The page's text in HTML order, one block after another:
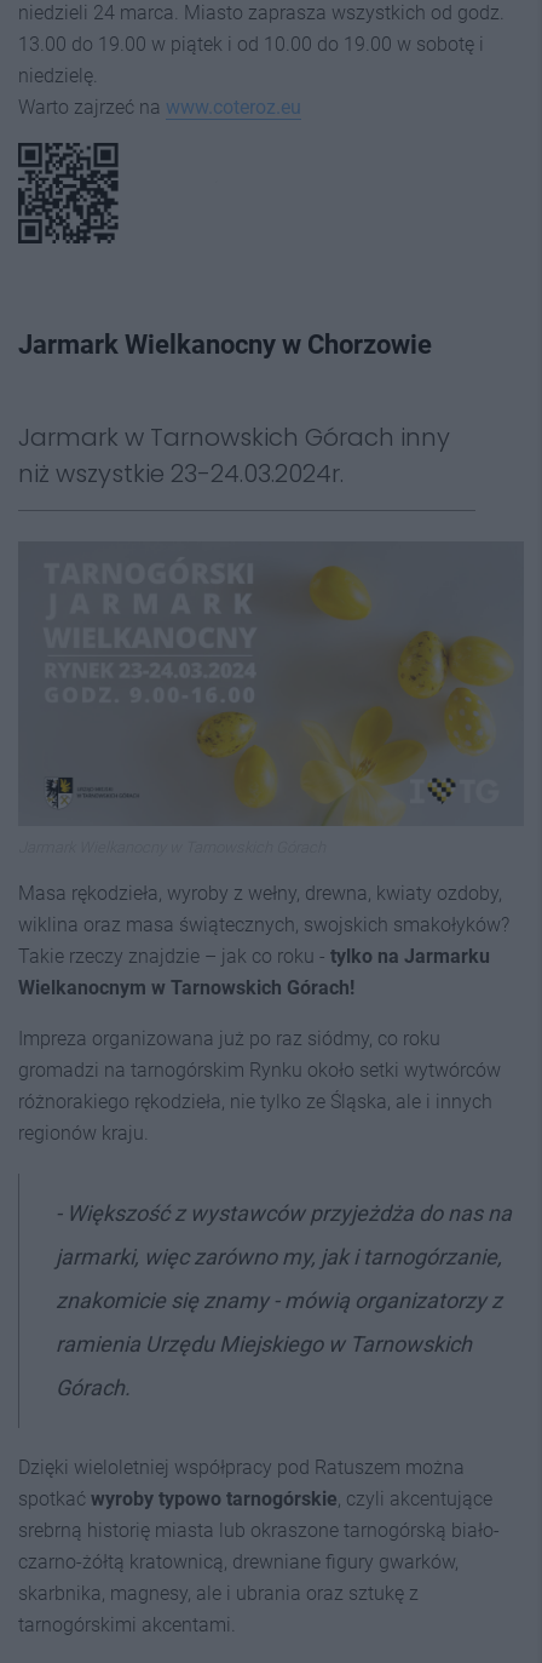
niedzieli 24 marca. Miasto zaprasza wszystkich od godz.
13.00 do 19.00 w piątek i od 10.00 do 19.00 w sobotę i
niedzielę.
Warto zajrzeć na www.coteroz.eu
Jarmark Wielkanocny w Chorzowie
Jarmark w Tarnowskich Górach inny
niż wszystkie 23-24.03.2024r.
Masa rękodzieła, wyroby z wełny, drewna, kwiaty ozdoby,
wiklina oraz masa świątecznych, swojskich smakołyków?
Takie rzeczy znajdzie – jak co roku - tylko na Jarmarku
Wielkanocnym w Tarnowskich Górach!
Impreza organizowana już po raz siódmy, co roku
gromadzi na tarnogórskim Rynku około setki wytwórców
różnorakiego rękodzieła, nie tylko ze Śląska, ale i innych
regionów kraju.
- Większość z wystawców przyjeżdża do nas na
jarmarki, więc zarówno my, jak i tarnogórzanie,
znakomicie się znamy - mówią organizatorzy z
ramienia Urzędu Miejskiego w Tarnowskich
Górach.
Dzięki wieloletniej współpracy pod Ratuszem można
spotkać wyroby typowo tarnogórskie , czyli akcentujące
srebrną historię miasta lub okraszone tarnogórską biało-
czarno-żółtą kratownicą, drewniane figury gwarków,
skarbnika, magnesy, ale i ubrania oraz sztukę z
tarnogórskimi akcentami.